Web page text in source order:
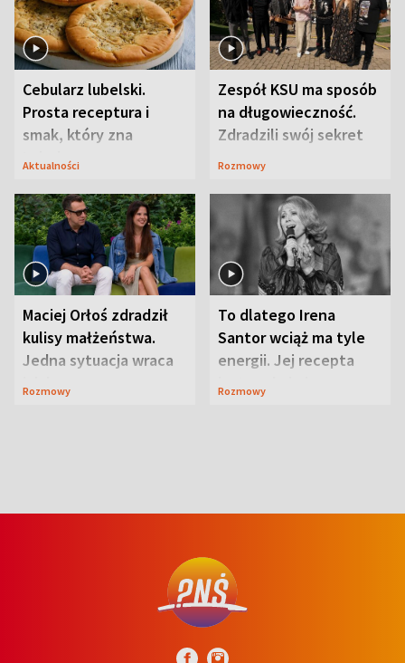
Cebularz lubelski.
Prosta receptura i
smak, który zna
Lubelszczyzna
Aktualności
Zespół KSU ma sposób
na długowieczność.
Zdradzili swój sekret
Rozmowy
Maciej Orłoś zdradził
kulisy małżeństwa.
Jedna sytuacja wraca
jak bumerang
Rozmowy
To dlatego Irena
Santor wciąż ma tyle
energii. Jej recepta
jest zaskakująco
Rozmowy